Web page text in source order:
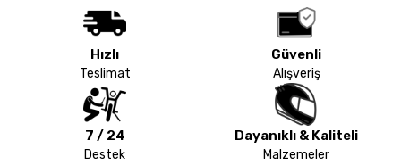
Hızlı
Teslimat
Güvenli
Alışveriş
7 / 24
Destek
Dayanıklı & Kaliteli
Malzemeler